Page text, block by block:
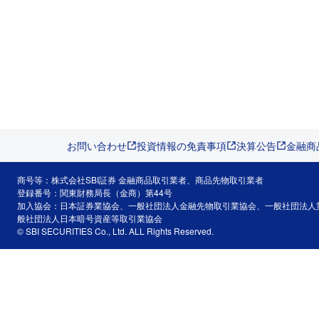
お問い合わせ 投資情報の免責事項 決算公告 金融
商号等：株式会社SBI証券 金融商品取引業者、商品先物取引業者
登録番号：関東財務局長（金商）第44号
加入協会：日本証券業協会、一般社団法人金融先物取引業協会、一般社団法
般社団法人日本暗号資産等取引業協会
© SBI SECURITIES Co., Ltd. ALL Rights Reserved.